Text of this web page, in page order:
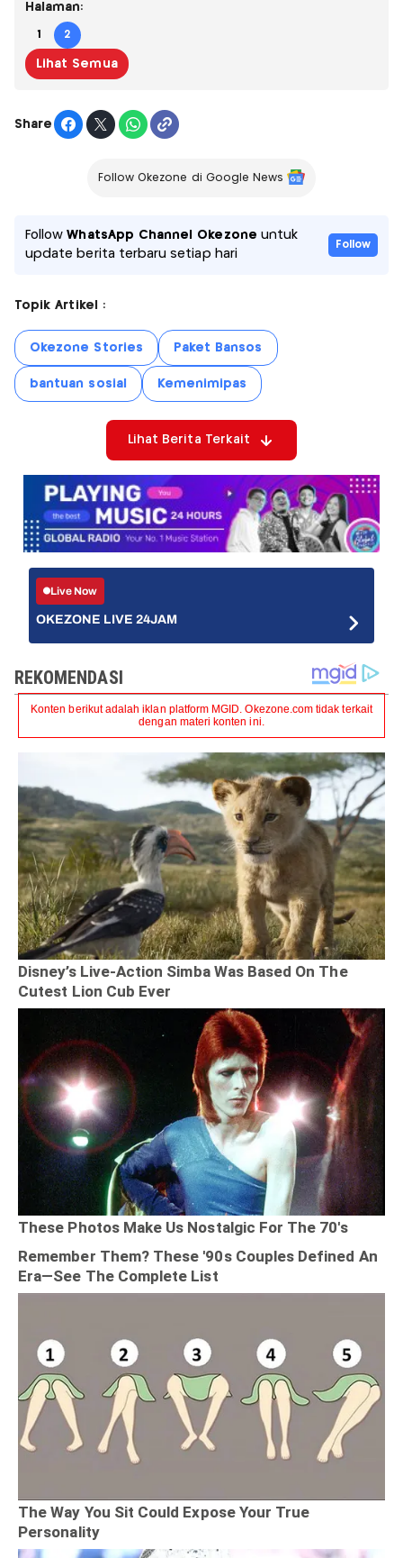
Halaman:
1 2
Lihat Semua
Share
Follow Okezone di Google News
FollowWhatsApp Channel Okezone untuk
update berita terbaru setiap hari
Follow
Topik Artikel :
Okezone Stories Paket Bansos
bantuan sosial Kemenimipas
Lihat Berita Terkait
Live Now
OKEZONE LIVE 24JAM